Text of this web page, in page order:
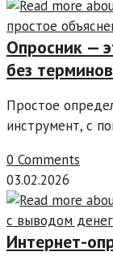
Опросник —
без терминов
Простое
инструмент, с
0 Comments
03.02.2026
Интернет-